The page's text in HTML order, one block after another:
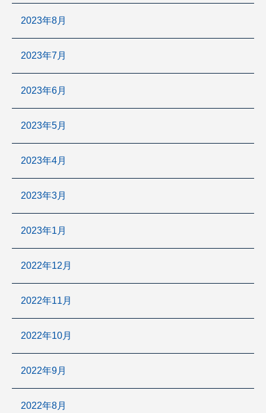
2023年8月
2023年7月
2023年6月
2023年5月
2023年4月
2023年3月
2023年1月
2022年12月
2022年11月
2022年10月
2022年9月
2022年8月